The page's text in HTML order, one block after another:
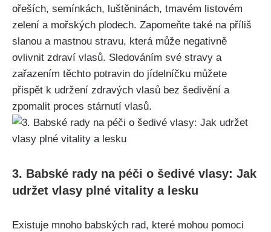
ořeších, ‍semínkách, luštěninách, tmavém listovém
zelení a mořských plodech. ‌Zapomeňte také na⁢ příliš
⁤slanou a ⁤mastnou stravu, která může negativně‍
ovlivnit zdraví vlasů. Sledováním ⁣své stravy a
zařazením těchto potravin do jídelníčku můžete
přispět k udržení zdravých vlasů bez šedivění a
zpomalit proces stárnutí vlasů.
3. Babské rady na péči o šedivé vlasy: Jak
udržet vlasy plné vitality a lesku
Existuje mnoho babských rad, které mohou pomoci